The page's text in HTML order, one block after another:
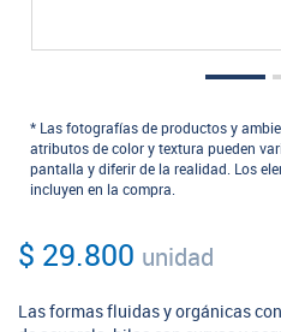
* Las fotografías de productos y
atributos de color y textura pueden
pantalla y diferir de la realidad. Los
incluyen en la compra.
$ 29.800 unidad
Las formas fluidas y orgánicas